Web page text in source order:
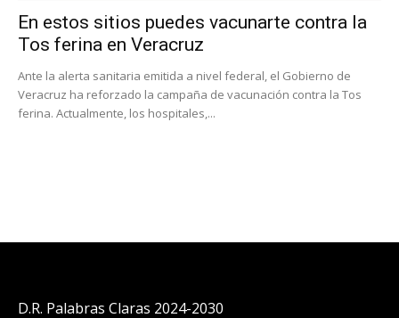
En estos sitios puedes vacunarte contra la
Tos ferina en Veracruz
Ante la alerta sanitaria emitida a nivel federal, el Gobierno de
Veracruz ha reforzado la campaña de vacunación contra la Tos
ferina. Actualmente, los hospitales,...
D.R. Palabras Claras 2024-2030